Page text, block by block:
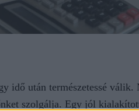
idő után természetessé válik.
szolgálja. Egy jól